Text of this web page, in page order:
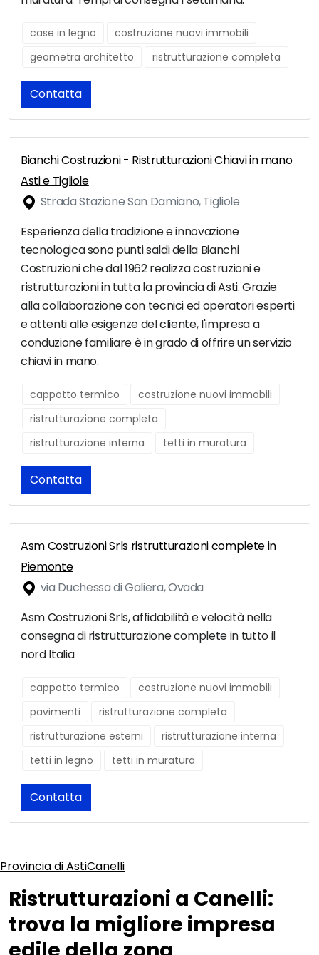
case in legno
costruzione nuovi immobili
geometra architetto
ristrutturazione completa
Contatta
Bianchi Costruzioni - Ristrutturazioni Chiavi in mano
Asti e Tigliole
Strada Stazione San Damiano, Tigliole
Esperienza della tradizione e innovazione
tecnologica sono punti saldi della Bianchi
Costruzioni che dal 1962 realizza costruzioni e
ristrutturazioni in tutta la provincia di Asti. Grazie
alla collaborazione con tecnici ed operatori esperti
e attenti alle esigenze del cliente, l'impresa a
conduzione familiare è in grado di offrire un servizio
chiavi in mano.
cappotto termico
costruzione nuovi immobili
ristrutturazione completa
ristrutturazione interna
tetti in muratura
Contatta
Asm Costruzioni Srls ristrutturazioni complete in
Piemonte
via Duchessa di Galiera, Ovada
Asm Costruzioni Srls, affidabilità e velocità nella
consegna di ristrutturazione complete in tutto il
nord Italia
cappotto termico
costruzione nuovi immobili
pavimenti
ristrutturazione completa
ristrutturazione esterni
ristrutturazione interna
tetti in legno
tetti in muratura
Contatta
Provincia di AstiCanelli
Ristrutturazioni a Canelli:
trova la migliore impresa